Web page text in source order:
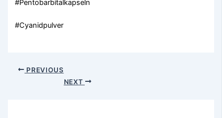
#Pentobarbitalkapseln
#Cyanidpulver
PREVIOUS
NEXT